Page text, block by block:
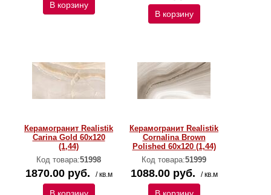
В корзину
В корзину
Керамогранит Realistik
Carina Gold 60x120
(1,44)
Код товара:51998
1870.00 руб. / кв.м
Керамогранит Realistik
Cornalina Brown
Polished 60x120 (1,44)
Код товара:51999
1088.00 руб. / кв.м